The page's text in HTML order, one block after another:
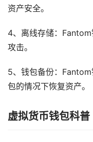
资产安全。
4、离线存储：
攻击。
5、钱包备份：
包的情况下恢复资产。
虚拟货币钱包科普